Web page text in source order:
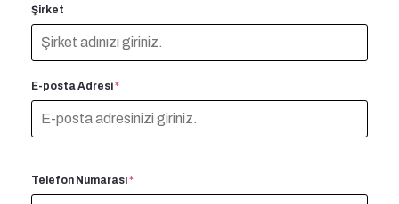
Şirket
E-posta Adresi*
Telefon Numarası*